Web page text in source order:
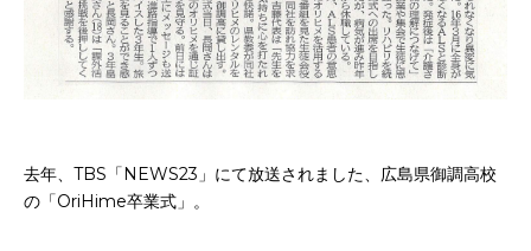
去年、TBS「NEWS23」にて放送されました、広島県御調高校
の「OriHime卒業式」。